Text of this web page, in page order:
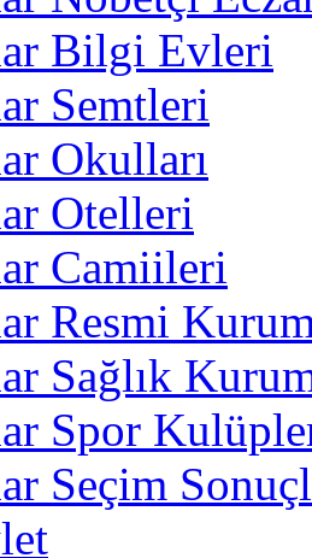
Bilgi Evleri
Semtleri
Okulları
Otelleri
Camiileri
Resmi
Sağlık
Spor
Seçim